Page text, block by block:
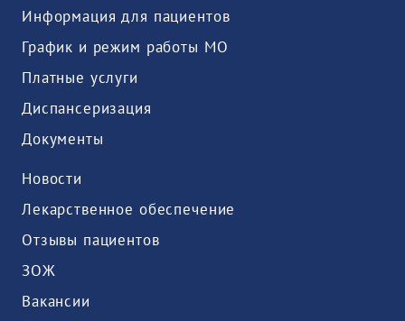
Информация для пациентов
График и режим работы МО
Платные услуги
Диспансеризация
Документы
Новости
Лекарственное обеспечение
Отзывы пациентов
ЗОЖ
Вакансии